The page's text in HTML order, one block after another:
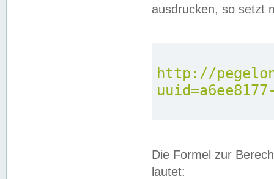
ausdrucken, so setzt
http://
Die Formel zur
lautet: